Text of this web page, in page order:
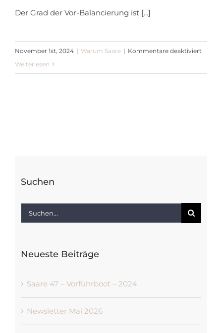
Der Grad der Vor-Balancierung ist [...]
November 1st, 2024 | Warum Saare | Kommentare deaktiviert
Weiterlesen
Suchen
Suche
Neueste Beiträge
Saare 47 – Vorführboot – 2024
Newsletter Mai 2026